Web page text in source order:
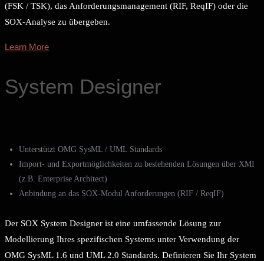
(FSK / TSK), das Anforderungsmanagement (RIF, ReqIF) oder die
SOX-Analyse zu übergeben.
Learn More
System Designer
Unterstützt OMG SysML / UML Standards
Import- und Exportmöglichkeiten zu bestehenden Lösungen über XMI
(z.B. Enterprise Architect)
Anbindung an das SOX-Modul Anforderungen (RIF / ReqIF)
Der SOX System Designer ist eine umfassende Lösung zur
Modellierung Ihres spezifischen Systems unter Verwendung der
OMG SysML 1.6 und UML 2.0 Standards. Definieren Sie Ihr System